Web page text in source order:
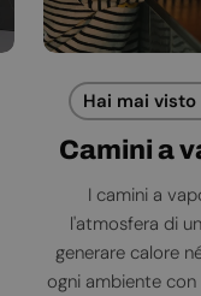
Hai mai
Camini a
I camini a
l'atmosfera di
generare calore
ogni ambiente